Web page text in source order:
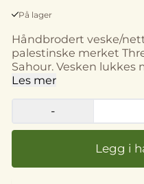
På lager
Håndbrodert veske/
palestinske merket
Sahour. Vesken lukkes
Størrelse: ca. 32 x 35,5 cm Håndlaget og sydd i Beit
størrelse og utforming
Les mer
-